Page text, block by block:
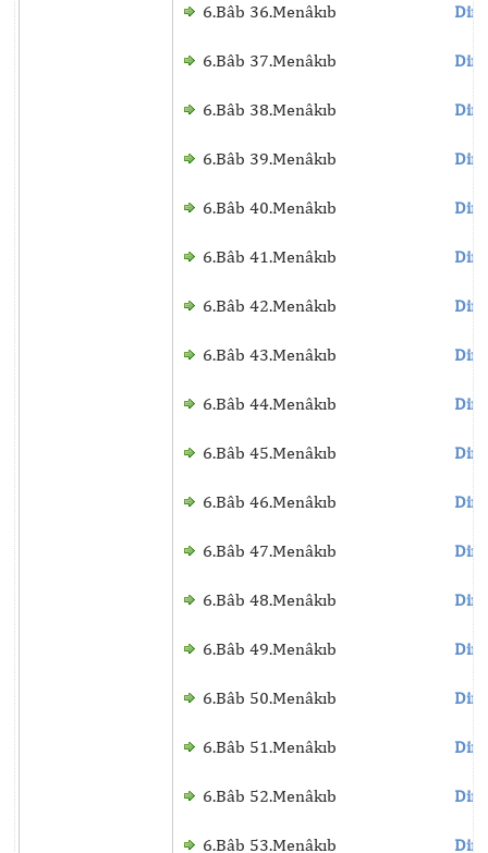
6.Bâb 36.Menâkıb
6.Bâb 37.Menâkıb
6.Bâb 38.Menâkıb
6.Bâb 39.Menâkıb
6.Bâb 40.Menâkıb
6.Bâb 41.Menâkıb
6.Bâb 42.Menâkıb
6.Bâb 43.Menâkıb
6.Bâb 44.Menâkıb
6.Bâb 45.Menâkıb
6.Bâb 46.Menâkıb
6.Bâb 47.Menâkıb
6.Bâb 48.Menâkıb
6.Bâb 49.Menâkıb
6.Bâb 50.Menâkıb
6.Bâb 51.Menâkıb
6.Bâb 52.Menâkıb
6.Bâb 53.Menâkıb